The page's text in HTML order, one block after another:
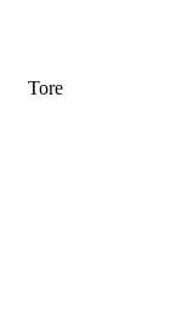
Tore